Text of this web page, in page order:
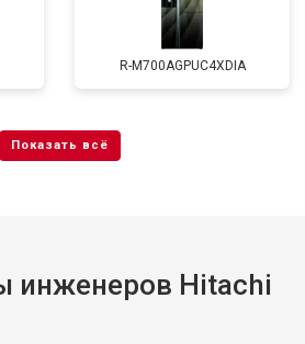
R-M700AGPUC4XDIA
инженеров Hitachi